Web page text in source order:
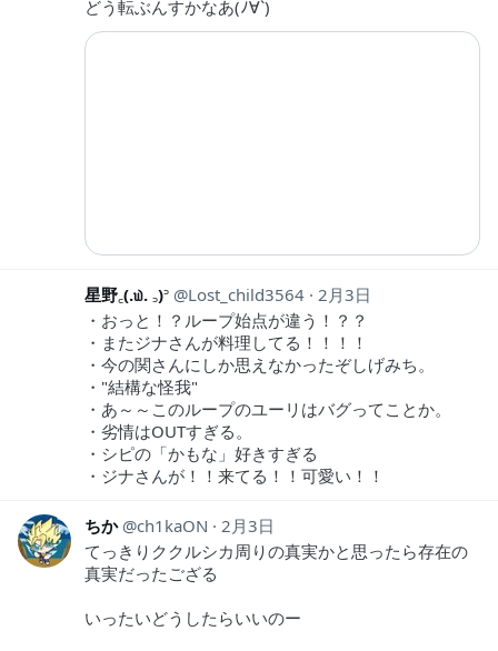
どう転ぶんすかなあ(ﾉ∀`)
星野꜀(.௰. ꜆)꜄ Lost_child3564
2月3日
・おっと！？ループ始点が違う！？？
・またジナさんが料理してる！！！！
・今の関さんにしか思えなかったぞしげみち。
・"結構な怪我"
・あ～～このループのユーリはバグってことか。
・劣情はOUTすぎる。
・シピの「かもな」好きすぎる
・ジナさんが！！来てる！！可愛い！！
ちか ch1kaON
2月3日
てっきりククルシカ周りの真実かと思ったら存在の
真実だったござる
いったいどうしたらいいのー